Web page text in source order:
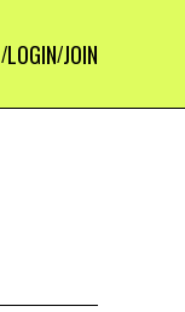
/LOGIN/JOIN